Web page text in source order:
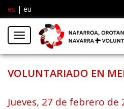
es | eu
Menú
VOLUNTARIADO EN
Jueves, 27 de febrero de